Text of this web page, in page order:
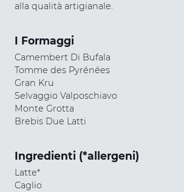
alla qualità artigianale.
I Formaggi
Camembert Di Bufala
Tomme des Pyrénées
Gran Kru
Selvaggio Valposchiavo
Monte Grotta
Brebis Due Latti
Ingredienti (*allergeni)
Latte*
Caglio